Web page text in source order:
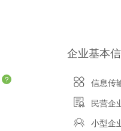
?
企业基本
信息传
民营企
小型企